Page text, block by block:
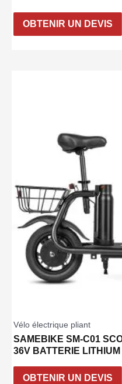
OBTENIR UN DEVIS
Vélo électrique pliant
SAMEBIKE SM-C01
36V BATTERIE
OBTENIR UN DEVIS